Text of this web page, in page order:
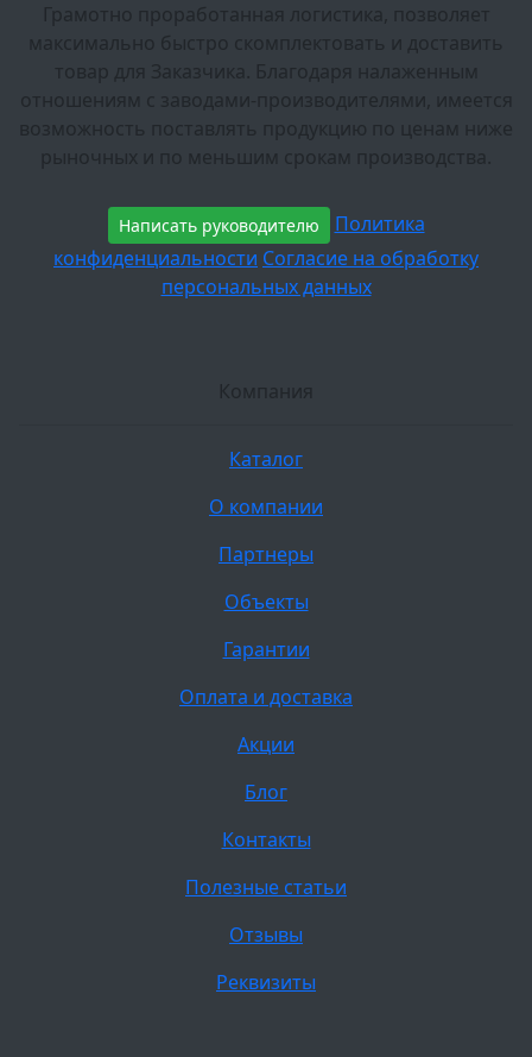
Грамотно проработанная логистика, позволяет
максимально быстро скомплектовать и доставить
товар для Заказчика. Благодаря налаженным
отношениям с заводами-производителями, имеется
возможность поставлять продукцию по ценам ниже
рыночных и по меньшим срокам производства.
Написать руководителю
Политика
конфиденциальности Согласие на обработку
персональных данных
Компания
Каталог
О компании
Партнеры
Объекты
Гарантии
Оплата и доставка
Акции
Блог
Контакты
Полезные статьи
Отзывы
Реквизиты